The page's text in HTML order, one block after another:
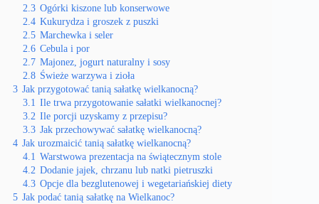
2.3 Ogórki kiszone lub konserwowe
2.4 Kukurydza i groszek z puszki
2.5 Marchewka i seler
2.6 Cebula i por
2.7 Majonez, jogurt naturalny i sosy
2.8 Świeże warzywa i zioła
3 Jak przygotować tanią sałatkę wielkanocną?
3.1 Ile trwa przygotowanie sałatki wielkanocnej?
3.2 Ile porcji uzyskamy z przepisu?
3.3 Jak przechowywać sałatkę wielkanocną?
4 Jak urozmaicić tanią sałatkę wielkanocną?
4.1 Warstwowa prezentacja na świątecznym stole
4.2 Dodanie jajek, chrzanu lub natki pietruszki
4.3 Opcje dla bezglutenowej i wegetariańskiej diety
5 Jak podać tanią sałatkę na Wielkanoc?